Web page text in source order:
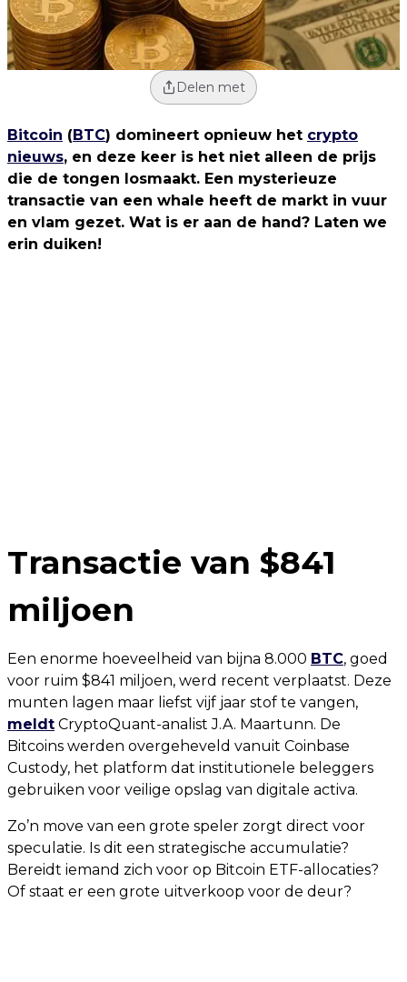
Delen met
Bitcoin (BTC) domineert opnieuw het crypto
nieuws, en deze keer is het niet alleen de prijs
die de tongen losmaakt. Een mysterieuze
transactie van een whale heeft de markt in vuur
en vlam gezet. Wat is er aan de hand? Laten we
erin duiken!
Transactie van $841
miljoen
Een enorme hoeveelheid van bijna 8.000 BTC, goed
voor ruim $841 miljoen, werd recent verplaatst. Deze
munten lagen maar liefst vijf jaar stof te vangen,
meldt CryptoQuant-analist J.A. Maartunn. De
Bitcoins werden overgeheveld vanuit Coinbase
Custody, het platform dat institutionele beleggers
gebruiken voor veilige opslag van digitale activa.
Zo’n move van een grote speler zorgt direct voor
speculatie. Is dit een strategische accumulatie?
Bereidt iemand zich voor op Bitcoin ETF-allocaties?
Of staat er een grote uitverkoop voor de deur?